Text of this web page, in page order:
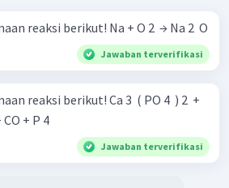
setaranya yaitu :
Setarakanlah persamaan reaksi berikut! Na + O 2 ​ → Na 2 ​ O
Jawaban terverifikasi
berikut! Ca 3 ​ ( PO 4 ​ ) 2 ​ +
+ P 4
Jawaban terverifikasi